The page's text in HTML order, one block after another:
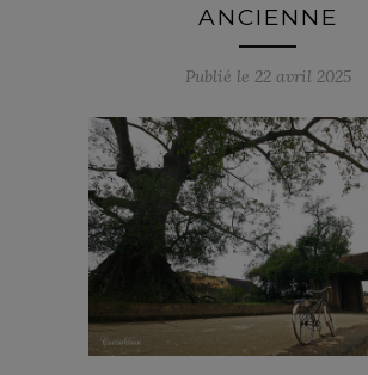
ANCIENNE
Publié le 22 avril 2025